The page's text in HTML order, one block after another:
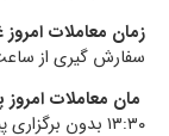
زمان معاملات امروز
سفارش گیری از ساعت ۱۲:۵۵
مان معاملات
۱۳:۳۰ بدون برگزاری پیش گشایش